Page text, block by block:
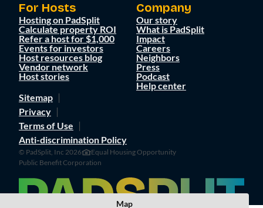
For Hosts
Hosting on PadSplit
Calculate property ROI
Refer a host for $1,000
Events for investors
Host resources blog
Vendor network
Host stories
Company
Our story
What is PadSplit
Impact
Careers
Neighbors
Press
Podcast
Help center
Sitemap
Privacy
Terms of Use
Anti-discrimination Policy
© PadSplit, Inc 2026
Equal Housing Opportunity
Public Benefit Corporation
Map